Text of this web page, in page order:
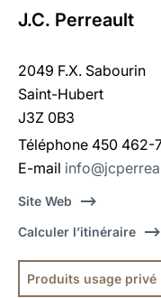
recherche
J.C. Perreault
2049 F.X. Sabourin
Saint-Hubert
J3Z 0B3
Téléphone 450 462-
E-mail
Site Web
Calculer l’itinéraire
Produits usage privé